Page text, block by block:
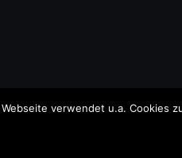
© 2026 TechFieber Blog
Webseite verwendet u.a. Cookies